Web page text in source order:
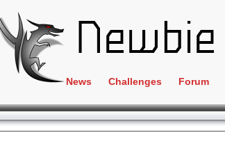
News Challenges
Crackme
ClientSide
Forum